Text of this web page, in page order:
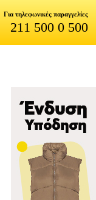
Για τηλεφωνικές παραγγελίες
211 500 0 500